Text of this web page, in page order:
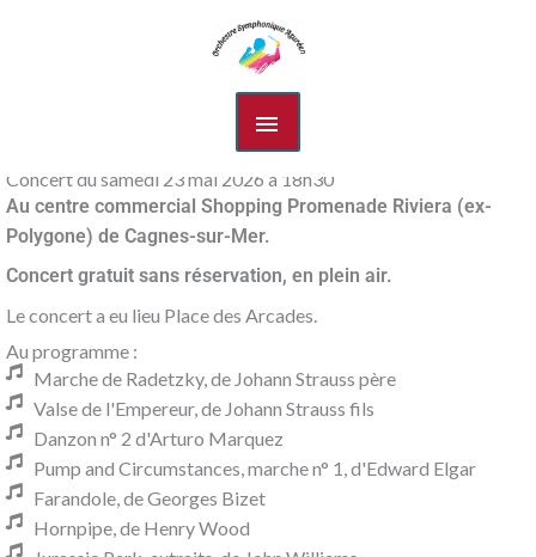
MENU
PRINCIPAL
Concert du samedi 23 mai 2026 à 18h30
Au centre commercial Shopping Promenade Riviera (ex-
Polygone) de Cagnes-sur-Mer.
Concert gratuit sans réservation, en plein air.
Le concert a eu lieu Place des Arcades.
Au programme :
Marche de Radetzky, de Johann Strauss père
Valse de l'Empereur, de Johann Strauss fils
Danzon n° 2 d'Arturo Marquez
Pump and Circumstances, marche n° 1, d'Edward Elgar
Farandole, de Georges Bizet
Hornpipe, de Henry Wood